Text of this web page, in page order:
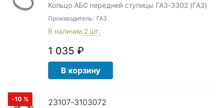
Кольцо АБС передней ступицы ГАЗ-3302 (ГАЗ)
Производитель: ГАЗ
В наличии 2 шт.
1 035 ₽
В корзину
-10 % 23107-3103072